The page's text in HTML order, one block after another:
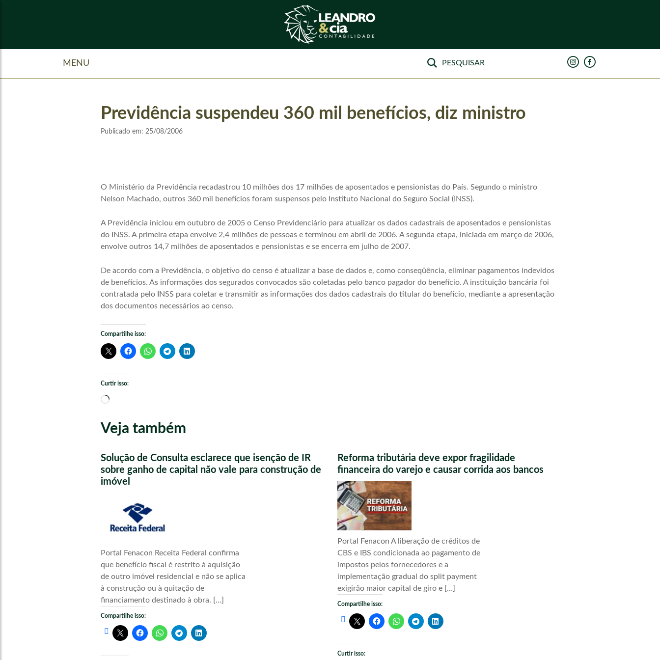
MENU
Previdência suspendeu 360 mil benefícios, diz ministro
Publicado em: 25/08/2006
O Ministério da Previdência recadastrou 10 milhões dos 17 milhões de aposentados e pensionistas do País. Segundo o ministro
Nelson Machado, outros 360 mil benefícios foram suspensos pelo Instituto Nacional do Seguro Social (INSS).
A Previdência iniciou em outubro de 2005 o Censo Previdenciário para atualizar os dados cadastrais de aposentados e pensionistas
do INSS. A primeira etapa envolve 2,4 milhões de pessoas e terminou em abril de 2006. A segunda etapa, iniciada em março de 2006,
envolve outros 14,7 milhões de aposentados e pensionistas e se encerra em julho de 2007.
De acordo com a Previdência, o objetivo do censo é atualizar a base de dados e, como conseqüência, eliminar pagamentos indevidos
de benefícios. As informações dos segurados convocados são coletadas pelo banco pagador do benefício. A instituição bancária foi
contratada pelo INSS para coletar e transmitir as informações dos dados cadastrais do titular do benefício, mediante a apresentação
dos documentos necessários ao censo.
Compartilhe isso:
Curtir isso:
Carregando...
Veja também
Solução de Consulta esclarece que isenção de IR
sobre ganho de capital não vale para construção de
imóvel
Portal Fenacon Receita Federal confirma
que benefício fiscal é restrito à aquisição
de outro imóvel residencial e não se aplica
à construção ou à quitação de
financiamento destinado à obra. […]
Compartilhe isso:
Reforma tributária deve expor fragilidade
financeira do varejo e causar corrida aos bancos
Portal Fenacon A liberação de créditos de
CBS e IBS condicionada ao pagamento de
impostos pelos fornecedores e a
implementação gradual do split payment
exigirão maior capital de giro e […]
Compartilhe isso:
Curtir isso: